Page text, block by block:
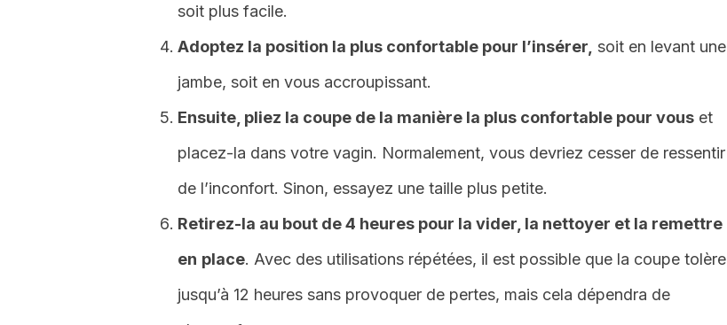
soit plus facile.
Adoptez la position la plus confortable pour l’insérer, soit en levant une
jambe, soit en vous accroupissant.
Ensuite, pliez la coupe de la manière la plus confortable pour vous et
placez-la dans votre vagin. Normalement, vous devriez cesser de ressentir
de l’inconfort. Sinon, essayez une taille plus petite.
Retirez-la au bout de 4 heures pour la vider, la nettoyer et la remettre
en place. Avec des utilisations répétées, il est possible que la coupe tolère
jusqu’à 12 heures sans provoquer de pertes, mais cela dépendra de